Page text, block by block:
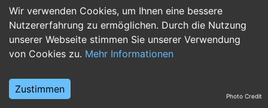
Wir verwenden Cookies, um Ihnen eine bessere
Nutzererfahrung zu ermöglichen. Durch die Nutzung
unserer Webseite stimmen Sie unserer Verwendung
von Cookies zu. Mehr Informationen
Zustimmen
bist du aufassistenz-arzt.comgenau richtig!
Hier findest du zahlreiche Stellenangebote für
Assistenzärzte in allen Fachrichtungen – von der
Inneren Medizin über die Chirurgie bis hin zur
deine Karriere im Arztberuf und finde die
passende Klinik oder Praxis für deinen nächstenPhoto Credit